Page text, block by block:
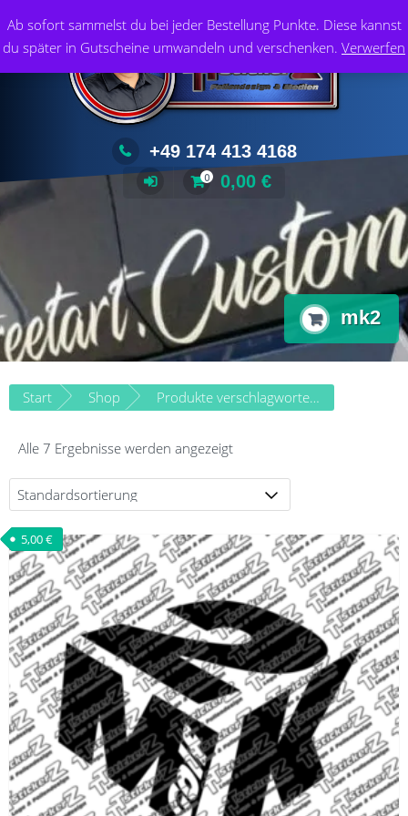
Ab sofort sammelst du bei jeder Bestellung Punkte. Diese kannst
du später in Gutscheine umwandeln und verschenken. Verwerfen
Inhalt
springen
+49 174 413 4168
0 0,00 €
mk2
Start Shop Produkte verschlagwortet mit „mk2“
Alle 7 Ergebnisse werden angezeigt
5,00€